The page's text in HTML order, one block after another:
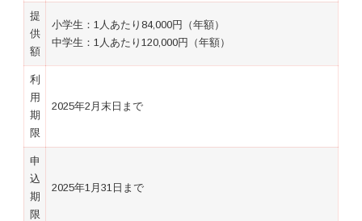
提
供
額
小学生：1人あたり84,000円（年額）
中学生：1人あたり120,000円（年額）
利
用
期
限
2025年2月末日まで
申
込
期
限
2025年1月31日まで